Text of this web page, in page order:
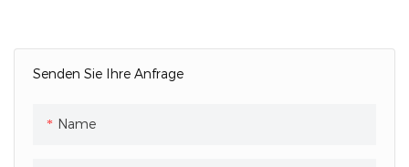
Senden Sie Ihre Anfrage
Name